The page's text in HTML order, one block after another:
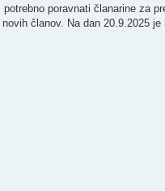
poravnati članarine za
članov. Na dan 20.9.2025 je